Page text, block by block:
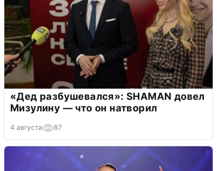
«Дед разбушевался»: SHAMAN довел
Мизулину — что он натворил
4 августа 87